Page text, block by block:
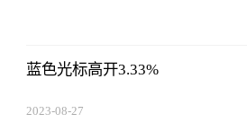
蓝色光标高开3.33%
2023-08-27